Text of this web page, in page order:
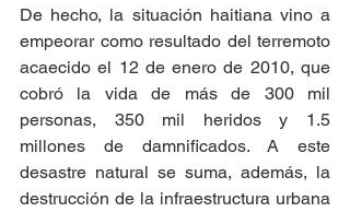
De hecho, la situación haitiana vino a
empeorar como resultado del terremoto
acaecido el 12 de enero de 2010, que
cobró la vida de más de 300 mil
personas, 350 mil heridos y 1.5
millones de damnificados. A este
desastre natural se suma, además, la
destrucción de la infraestructura urbana